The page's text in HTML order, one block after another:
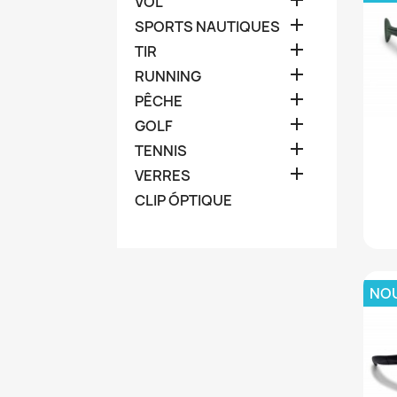
SPORTS NAUTIQUES 
TIR 
RUNNING 
PÊCHE 
GOLF 
TENNIS 
VERRES 
CLIP ÓPTIQUE